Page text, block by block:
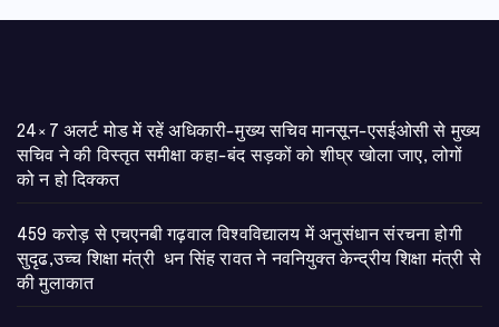
24×7 अलर्ट मोड में रहें अधिकारी-मुख्य सचिव मानसून-एसईओसी से मुख्य
सचिव ने की विस्तृत समीक्षा कहा-बंद सड़कों को शीघ्र खोला जाए, लोगों
को न हो दिक्कत
459 करोड़ से एचएनबी गढ़वाल विश्वविद्यालय में अनुसंधान संरचना होगी
सुदृढ,उच्च शिक्षा मंत्री धन सिंह रावत ने नवनियुक्त केन्द्रीय शिक्षा मंत्री से
की मुलाकात